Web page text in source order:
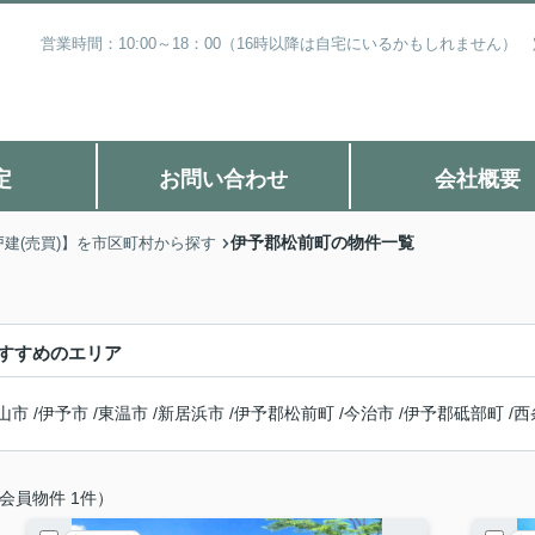
営業時間：10:00～18：00（16時以降は自宅にいるかもしれません）
お問い合わせ 会社概要
建(売買)】を市区町村から探す 伊予郡松前町の物件一覧
すめのエリア
市 /伊予市 /東温市 /新居浜市 /伊予郡松前町 /今治市 /伊予郡砥部町 /西
員物件 1件）